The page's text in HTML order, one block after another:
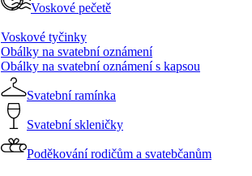
Voskové pečetě
Voskové tyčinky
Obálky na svatební oznámení
Obálky na svatební oznámení s kapsou
Svatební ramínka
Svatební skleničky
Poděkování rodičům a svatebčanům